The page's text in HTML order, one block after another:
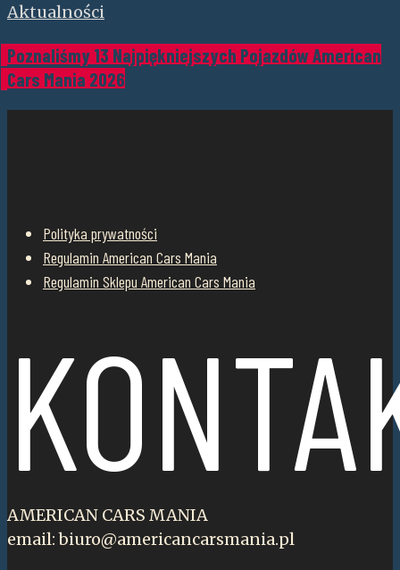
Aktualności
Poznaliśmy 13 Najpiękniejszych Pojazdów American
Cars Mania 2026
Polityka prywatności
Regulamin American Cars Mania
Regulamin Sklepu American Cars Mania
AMERICAN CARS MANIA
email: biuro@americancarsmania.pl